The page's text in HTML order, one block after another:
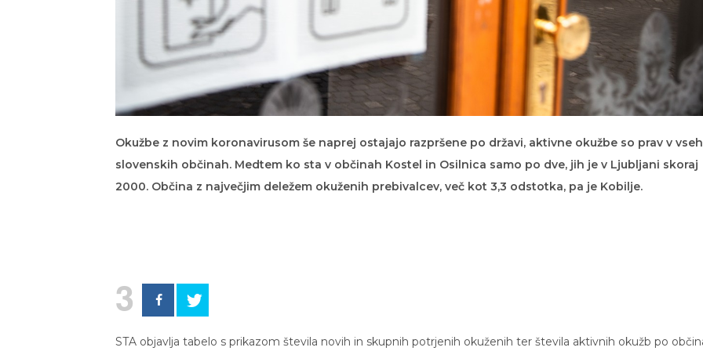
Okužbe z novim koronavirusom še naprej ostajajo razpršene po državi, aktivne okužbe so prav v vseh
slovenskih občinah. Medtem ko sta v občinah Kostel in Osilnica samo po dve, jih je v Ljubljani skoraj
2000. Občina z največjim deležem okuženih prebivalcev, več kot 3,3 odstotka, pa je Kobilje.
3
STA objavlja tabelo s prikazom števila novih in skupnih potrjenih okuženih ter števila aktivnih okužb po